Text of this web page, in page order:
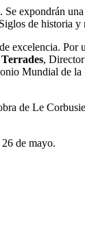
expondrán
de historia
Por
,
Mundial de
de Le
de mayo.